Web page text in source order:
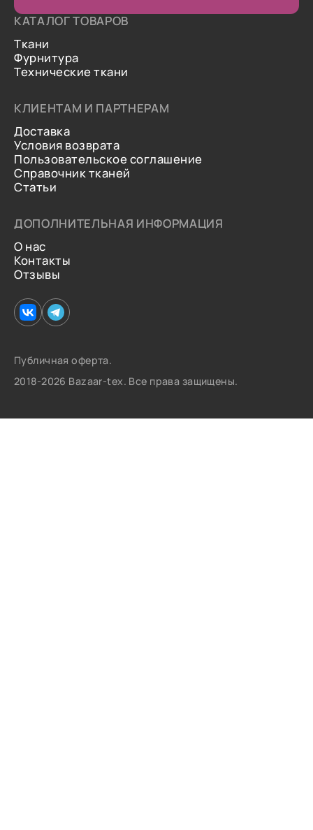
КАТАЛОГ ТОВАРОВ
Ткани
Фурнитура
Технические ткани
КЛИЕНТАМ И ПАРТНЕРАМ
Доставка
Условия возврата
Пользовательское соглашение
Справочник тканей
Статьи
ДОПОЛНИТЕЛЬНАЯ ИНФОРМАЦИЯ
О нас
Контакты
Отзывы
Публичная оферта.
2018-2026 Bazaar-tex. Все права защищены.